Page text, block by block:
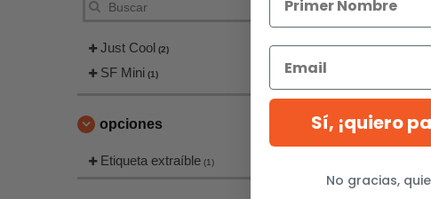
Just Cool (2)
SF Mini (1)
opciones
Etiqueta extraíble (1)
Sí, ¡quiero
No gracias,